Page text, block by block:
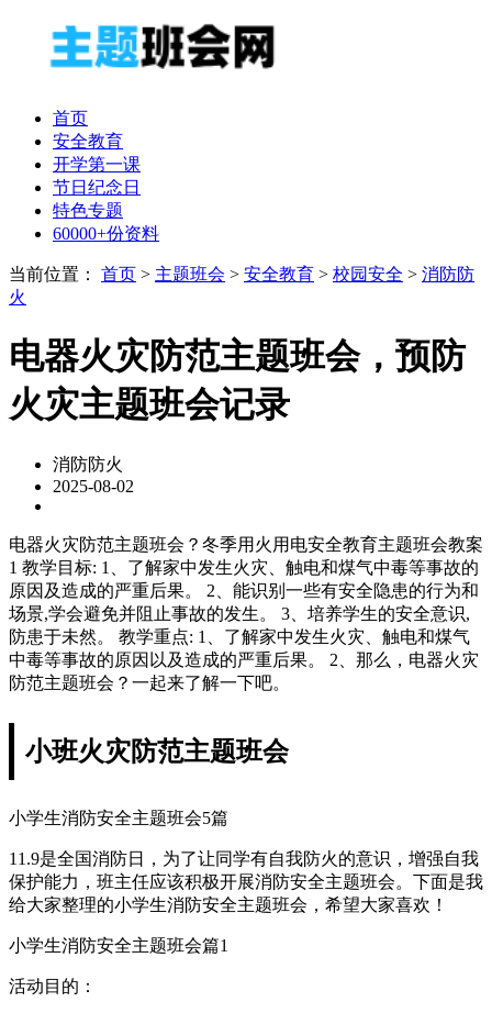
首页
安全教育
开学第一课
节日纪念日
特色专题
60000+份资料
当前位置： 首页 > 主题班会 > 安全教育 > 校园安全 > 消防防
火
电器火灾防范主题班会，预防
火灾主题班会记录
消防防火
2025-08-02
电器火灾防范主题班会？冬季用火用电安全教育主题班会教案
1 教学目标: 1、了解家中发生火灾、触电和煤气中毒等事故的
原因及造成的严重后果。 2、能识别一些有安全隐患的行为和
场景,学会避免并阻止事故的发生。 3、培养学生的安全意识,
防患于未然。 教学重点: 1、了解家中发生火灾、触电和煤气
中毒等事故的原因以及造成的严重后果。 2、那么，电器火灾
防范主题班会？一起来了解一下吧。
小班火灾防范主题班会
小学生消防安全主题班会5篇
11.9是全国消防日，为了让同学有自我防火的意识，增强自我
保护能力，班主任应该积极开展消防安全主题班会。下面是我
给大家整理的小学生消防安全主题班会，希望大家喜欢！
小学生消防安全主题班会篇1
活动目的：